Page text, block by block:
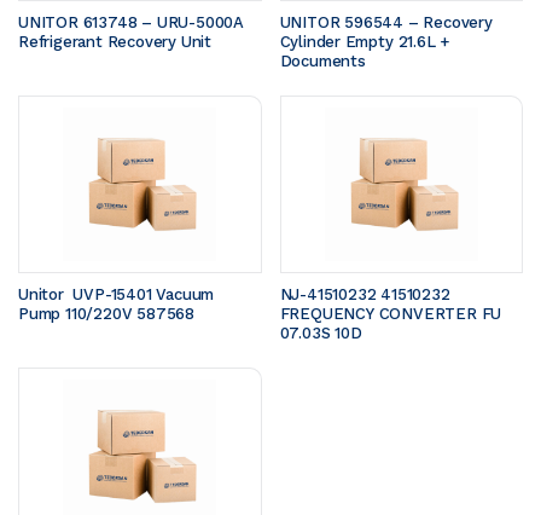
UNITOR 613748 – URU-5000A
Refrigerant Recovery Unit
UNITOR 596544 – Recovery
Cylinder Empty 21.6L +
Documents
Unitor  UVP-15401 Vacuum
Pump 110/220V 587568
NJ-41510232 41510232
FREQUENCY CONVERTER FU
07.03S 10D